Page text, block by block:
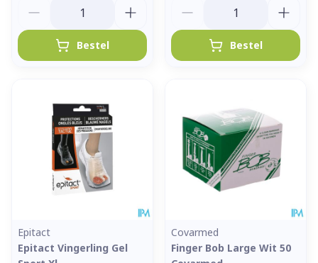
Bestel Bestel
Epitact
Epitact Vingerling Gel
Covarmed
Finger Bob Large Wit 50